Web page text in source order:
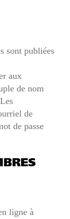
sont publiées
aux
de nom
de
de passe
ligne à